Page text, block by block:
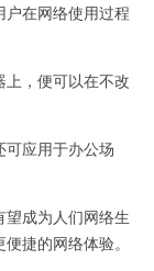
在网络使用过程
，便可以在不改
应用于办公场
成为人们网络生
捷的网络体验。